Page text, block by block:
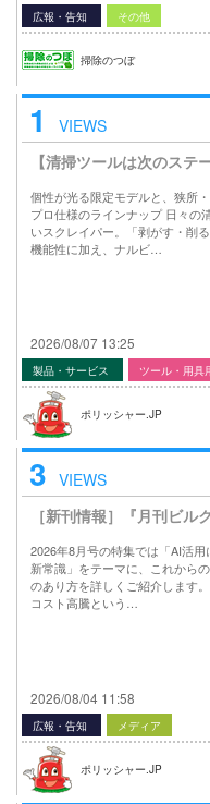
広報・告知 その他
掃除のつぼ
1
VIEWS
【清掃ツールは次のステ
個性が光る限定モデルと、狭所
プロ仕様のラインナップ 日々の
いスクレイパー。「剥がす・削
機能性に加え、ナルビ…
2026/08/07 13:25
製品・サービス ツール・用具
ポリッシャー.JP
3 VIEWS
［新刊情報］『月刊ビ
2026年8月号の特集では「AI活
新常識」をテーマに、これから
のあり方を詳しくご紹介します
コスト高騰という…
2026/08/04 11:58
広報・告知 メディア
ポリッシャー.JP